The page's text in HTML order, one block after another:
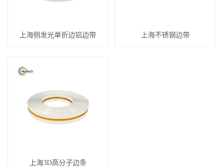
上海侧发光单折边铝边带 上海不锈钢边带
上海3D高分子边条